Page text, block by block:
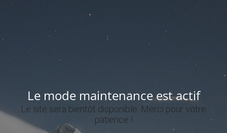
Le mode maintenance est actif
Le site sera bientôt disponible. Merci pour votre
patience !